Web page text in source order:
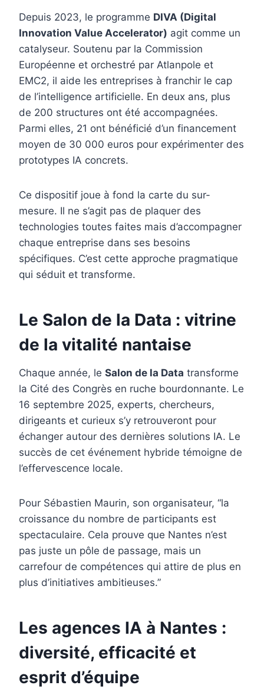
Depuis 2023, le programme DIVA (Digital
Innovation Value Accelerator) agit comme un
catalyseur. Soutenu par la Commission
Européenne et orchestré par Atlanpole et
EMC2, il aide les entreprises à franchir le cap
de l’intelligence artificielle. En deux ans, plus
de 200 structures ont été accompagnées.
Parmi elles, 21 ont bénéficié d’un financement
moyen de 30 000 euros pour expérimenter des
prototypes IA concrets.
Ce dispositif joue à fond la carte du sur-
mesure. Il ne s’agit pas de plaquer des
technologies toutes faites mais d’accompagner
chaque entreprise dans ses besoins
spécifiques. C’est cette approche pragmatique
qui séduit et transforme.
Le Salon de la Data : vitrine
de la vitalité nantaise
Chaque année, le Salon de la Data transforme
la Cité des Congrès en ruche bourdonnante. Le
16 septembre 2025, experts, chercheurs,
dirigeants et curieux s’y retrouveront pour
échanger autour des dernières solutions IA. Le
succès de cet événement hybride témoigne de
l’effervescence locale.
Pour Sébastien Maurin, son organisateur, “la
croissance du nombre de participants est
spectaculaire. Cela prouve que Nantes n’est
pas juste un pôle de passage, mais un
carrefour de compétences qui attire de plus en
plus d’initiatives ambitieuses.”
Les agences IA à Nantes :
diversité, efficacité et
esprit d’équipe